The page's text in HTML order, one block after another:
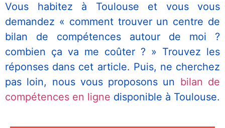
Vous habitez à Toulouse et vous vous
demandez « comment trouver un centre de
bilan de compétences autour de moi ?
combien ça va me coûter ? » Trouvez les
réponses dans cet article. Puis, ne cherchez
pas loin, nous vous proposons un bilan de
compétences en ligne disponible à Toulouse.